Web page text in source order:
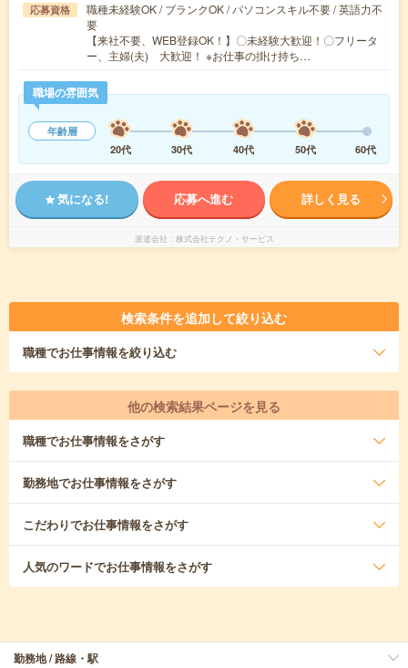
応募資格
職種未経験OK / ブランクOK / パソコンスキル不要 / 英語力不
要
【来社不要、WEB登録OK！】〇未経験大歓迎！〇フリータ
ー、主婦(夫) 大歓迎！ ※お仕事の掛け持ち…
職場の雰囲気
年齢層
20代
30代 40代 50代 60代
気になる! 応募へ進む 詳しく見る
派遣会社 株式会社テクノ・サービス
検索条件を追加して絞り込む
職種でお仕事情報を絞り込む
他の検索結果ページを見る
職種でお仕事情報をさがす
勤務地でお仕事情報をさがす
こだわりでお仕事情報をさがす
人気のワードでお仕事情報をさがす
勤務地 / 路線・駅